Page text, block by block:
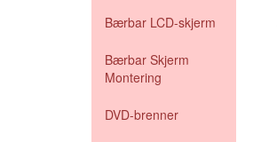
Bærbar LCD-skjerm
Bærbar Skjerm
Montering
DVD-brenner